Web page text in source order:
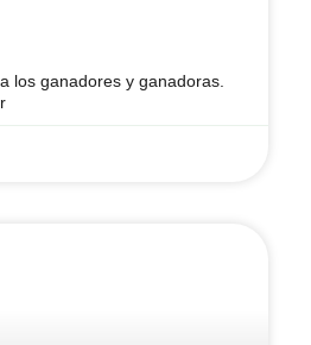
los ganadores y ganadoras.